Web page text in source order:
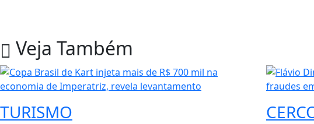
Veja Também
TURISMO